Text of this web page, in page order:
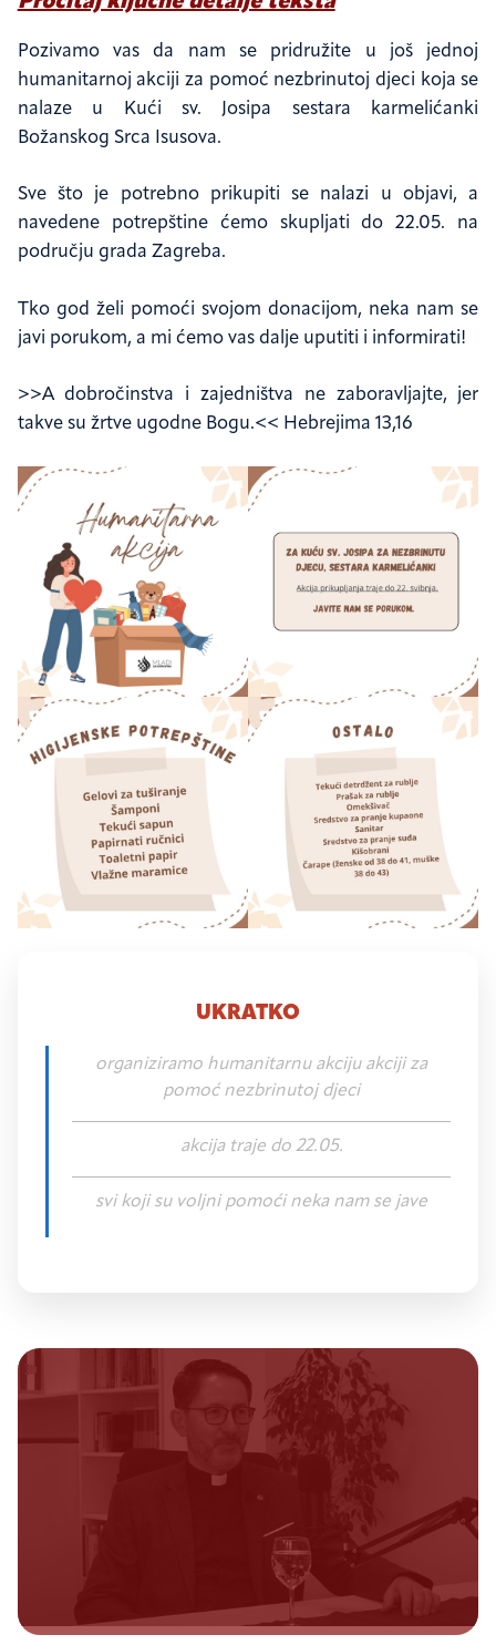
Pozivamo vas da nam se pridružite u još jednoj
humanitarnoj akciji za pomoć nezbrinutoj djeci koja se
nalaze u Kući sv. Josipa sestara karmelićanki
Božanskog Srca Isusova.
Sve što je potrebno prikupiti se nalazi u objavi, a
navedene potrepštine ćemo skupljati do 22.05. na
području grada Zagreba.
Tko god želi pomoći svojom donacijom, neka nam se
javi porukom, a mi ćemo vas dalje uputiti i informirati!
>>A dobročinstva i zajedništva ne zaboravljajte, jer
takve su žrtve ugodne Bogu.<< Hebrejima 13,16
UKRATKO
Organiziramo humanitarnu akciju akciji za
pomoć nezbrinutoj djeci
akcija traje do 22.05.
svi koji su voljni pomoći neka nam se jave
Politika u 100 sekundi: Kako glasati na